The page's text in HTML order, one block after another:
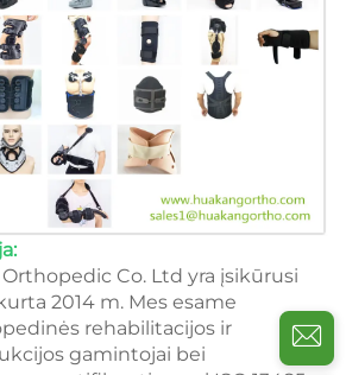
Co. Ltd yra įsikūrusi
2014 m. Mes esame
rehabilitacijos ir
gamintojai bei